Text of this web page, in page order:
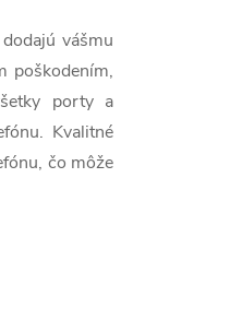
vášmu
poškodením,
porty a
Kvalitné
čo môže